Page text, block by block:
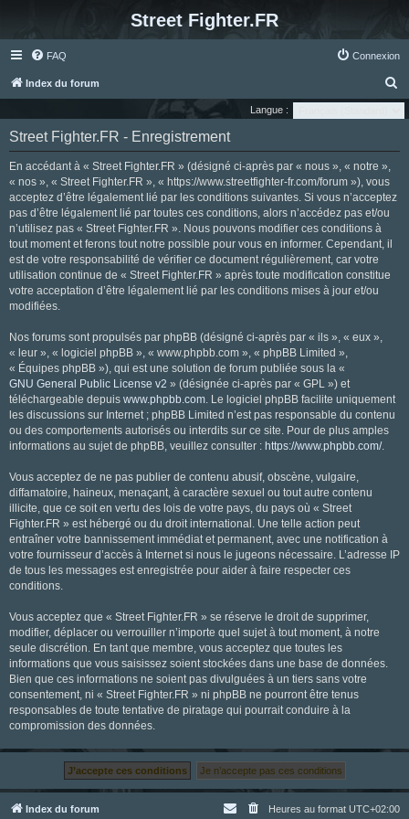
Street Fighter.FR
FAQ Connexion
Index du forum
e
Langue :
Street Fighter.FR - Enregistrement
En accédant à « Street Fighter.FR » (désigné ci-après par « nous », « notre »,
« nos », « Street Fighter.FR », « https://www.streetfighter-fr.com/forum »), vous
acceptez d’être légalement lié par les conditions suivantes. Si vous n’acceptez
pas d’être légalement lié par toutes ces conditions, alors n’accédez pas et/ou
n’utilisez pas « Street Fighter.FR ». Nous pouvons modifier ces conditions à
tout moment et ferons tout notre possible pour vous en informer. Cependant, il
est de votre responsabilité de vérifier ce document régulièrement, car votre
utilisation continue de « Street Fighter.FR » après toute modification constitue
votre acceptation d’être légalement lié par les conditions mises à jour et/ou
modifiées.
Nos forums sont propulsés par phpBB (désigné ci-après par « ils », « eux »,
« leur », « logiciel phpBB », « www.phpbb.com », « phpBB Limited »,
« Équipes phpBB »), qui est une solution de forum publiée sous la «
GNU General Public License v2 » (désignée ci-après par « GPL ») et
téléchargeable depuis www.phpbb.com. Le logiciel phpBB facilite uniquement
les discussions sur Internet ; phpBB Limited n’est pas responsable du contenu
ou des comportements autorisés ou interdits sur ce site. Pour de plus amples
informations au sujet de phpBB, veuillez consulter : https://www.phpbb.com/.
Vous acceptez de ne pas publier de contenu abusif, obscène, vulgaire,
diffamatoire, haineux, menaçant, à caractère sexuel ou tout autre contenu
illicite, que ce soit en vertu des lois de votre pays, du pays où « Street
Fighter.FR » est hébergé ou du droit international. Une telle action peut
entraîner votre bannissement immédiat et permanent, avec une notification à
votre fournisseur d’accès à Internet si nous le jugeons nécessaire. L’adresse IP
de tous les messages est enregistrée pour aider à faire respecter ces
conditions.
Vous acceptez que « Street Fighter.FR » se réserve le droit de supprimer,
modifier, déplacer ou verrouiller n’importe quel sujet à tout moment, à notre
seule discrétion. En tant que membre, vous acceptez que toutes les
informations que vous saisissez soient stockées dans une base de données.
Bien que ces informations ne soient pas divulguées à un tiers sans votre
consentement, ni « Street Fighter.FR » ni phpBB ne pourront être tenus
responsables de toute tentative de piratage qui pourrait conduire à la
compromission des données.
Index du forum Heures au format UTC+02:00